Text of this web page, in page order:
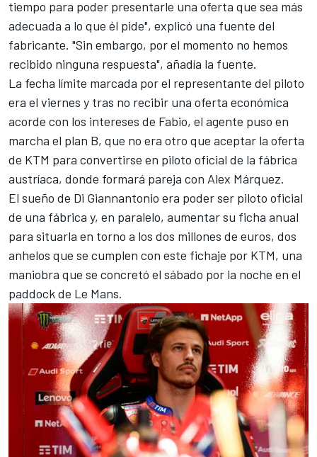
tiempo para poder presentarle una oferta que sea más
adecuada a lo que él pide", explicó una fuente del
fabricante. "Sin embargo, por el momento no hemos
recibido ninguna respuesta", añadía la fuente.
La fecha límite marcada por el representante del piloto
era el viernes y tras no recibir una oferta económica
acorde con los intereses de Fabio, el agente puso en
marcha el plan B, que no era otro que aceptar la oferta
de KTM para convertirse en piloto oficial de la fábrica
austríaca, donde formará pareja con Alex Márquez.
El sueño de Di Giannantonio era poder ser piloto oficial
de una fábrica y, en paralelo, aumentar su ficha anual
para situarla en torno a los dos millones de euros, dos
anhelos que se cumplen con este fichaje por KTM, una
maniobra que se concretó el sábado por la noche en el
paddock de Le Mans.